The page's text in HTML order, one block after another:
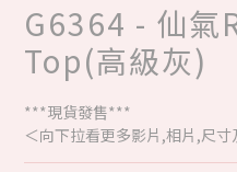
G6364 - 仙
Top(高級灰)
***現貨發售***
＜向下拉看更多影片,相片,尺寸